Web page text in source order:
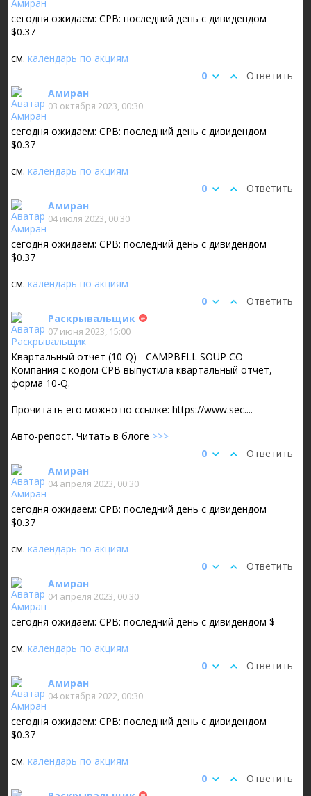
сегодня ожидаем: CPB: последний день с дивидендом
$0.37
см.календарь по акциям
Ответить
0
Амиран
03 октября 2023, 00:30
сегодня ожидаем: CPB: последний день с дивидендом
$0.37
см.календарь по акциям
Ответить
0
Амиран
04 июля 2023, 00:30
сегодня ожидаем: CPB: последний день с дивидендом
$0.37
см.календарь по акциям
Ответить
0
Раскрывальщик
07 июня 2023, 15:00
Квартальный отчет (10-Q) - CAMPBELL SOUP CO
Компания с кодом CPB выпустила квартальный отчет,
форма 10-Q.
Прочитать его можно по ссылке: https://www.sec....
Авто-репост. Читать в блоге >>>
Ответить
0
Амиран
04 апреля 2023, 00:30
сегодня ожидаем: CPB: последний день с дивидендом
$0.37
см.календарь по акциям
Ответить
0
Амиран
04 апреля 2023, 00:30
сегодня ожидаем: CPB: последний день с дивидендом $
см.календарь по акциям
Ответить
0
Амиран
04 октября 2022, 00:30
сегодня ожидаем: CPB: последний день с дивидендом
$0.37
см.календарь по акциям
Ответить
0